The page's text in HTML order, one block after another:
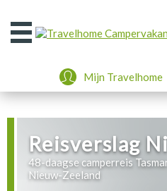
Open
het
Mijn Travelhome
Reisverslag
48-daagse camperreis
Nieuw-Zeeland